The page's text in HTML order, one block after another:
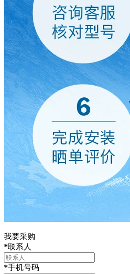
我要采购
*联系人
*手机号码